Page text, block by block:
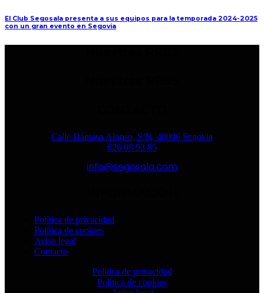
El Club Segosala presenta a sus equipos para la temporada 2024-2025
con un gran evento en Segovia
Calle Dámaso Alonso, S/N, 40006 Segovia
626 08 93 85
info@segosala.com
Política de privacidad
Política de cookies
Aviso legal
Contacto
Política de privacidad
Política de cookies